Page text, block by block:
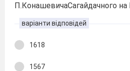
П.КонашевичаСагайдачного на
варіанти відповідей
1618
1567